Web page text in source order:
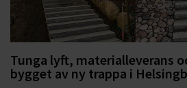
Tunga lyft, materialleverans
bygget av ny trappa i